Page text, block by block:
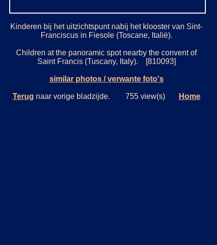
Kinderen bij het uitzichtspunt nabij het klooster van Sint-
Franciscus in Fiesole (Toscane, Italië).
Children at the panoramic spot nearby the convent of
Saint Francis (Tuscany, Italy). [810093]
similar photos / verwante foto's
Terug naar vorige bladzijde. 755 view(s) Home